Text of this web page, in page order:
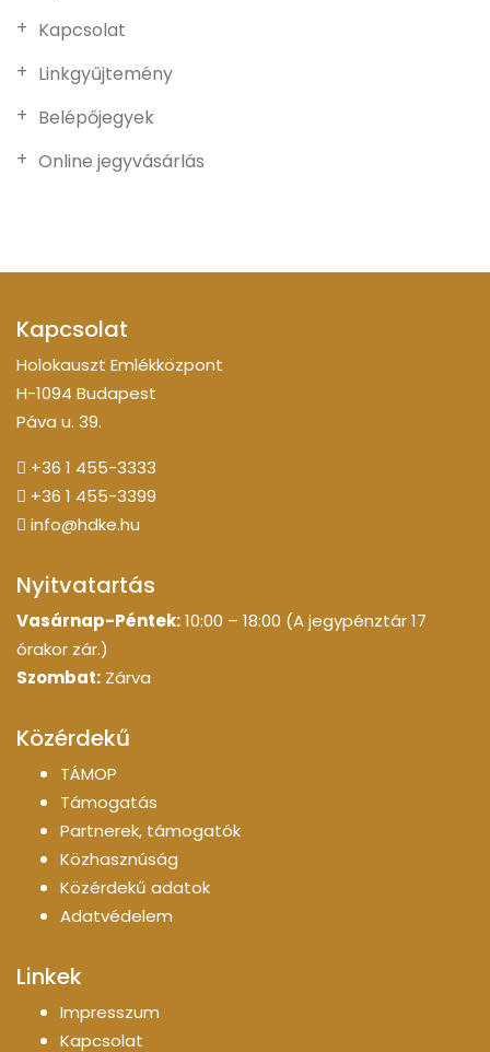
Kapcsolat
Linkgyűjtemény
Belépőjegyek
Online jegyvásárlás
Kapcsolat
Holokauszt Emlékközpont
H-1094 Budapest
Páva u. 39.
+36 1 455-3333
+36 1 455-3399
info@hdke.hu
Nyitvatartás
Vasárnap-Péntek:10:00 – 18:00 (A jegypénztár 17
órakor zár.)
Szombat: Zárva
Közérdekű
TÁMOP
Támogatás
Partnerek, támogatók
Közhasznúság
Közérdekű adatok
Adatvédelem
Linkek
Impresszum
Kapcsolat